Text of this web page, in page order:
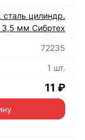
цилиндр.
3,5 мм Сибртех
72235
1 шт.
11 ₽